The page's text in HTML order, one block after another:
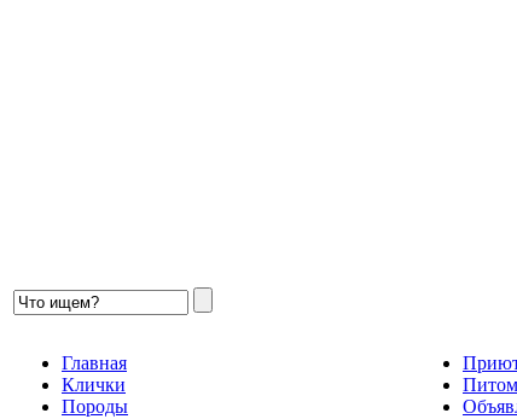
Главная
Клички
Породы